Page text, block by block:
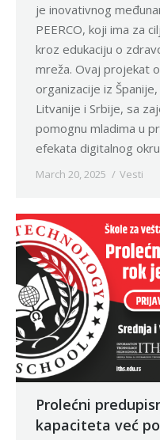
je inovativnog
PEERCO, koji ima za
kroz edukaciju o
mreža. Ovaj projekat
organizacije iz
Litvanije i Srbije, sa
pomognu mladima u
efekata digitalnog
March 20, 2025 Vesti
Prolećni
kapaciteta već